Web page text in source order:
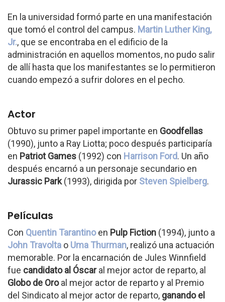
En la universidad formó parte en una manifestación
que tomó el control del campus. Martin Luther King,
Jr., que se encontraba en el edificio de la
administración en aquellos momentos, no pudo salir
de allí hasta que los manifestantes se lo permitieron
cuando empezó a sufrir dolores en el pecho.
Actor
Obtuvo su primer papel importante en Goodfellas
(1990), junto a Ray Liotta; poco después participaría
en Patriot Games (1992) con Harrison Ford. Un año
después encarnó a un personaje secundario en
Jurassic Park(1993), dirigida por Steven Spielberg.
Películas
Con Quentin Tarantinoen Pulp Fiction (1994), junto a
John Travolta o Uma Thurman, realizó una actuación
memorable. Por la encarnación de Jules Winnfield
fue candidato al Óscaral mejor actor de reparto, al
Globo de Oroal mejor actor de reparto y al Premio
del Sindicato al mejor actor de reparto, ganando el